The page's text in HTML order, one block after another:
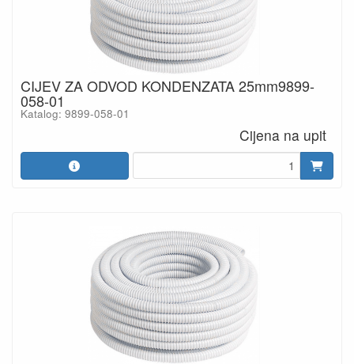
CIJEV ZA ODVOD KONDENZATA 25mm9899-
058-01
Katalog: 9899-058-01
Cijena na upit